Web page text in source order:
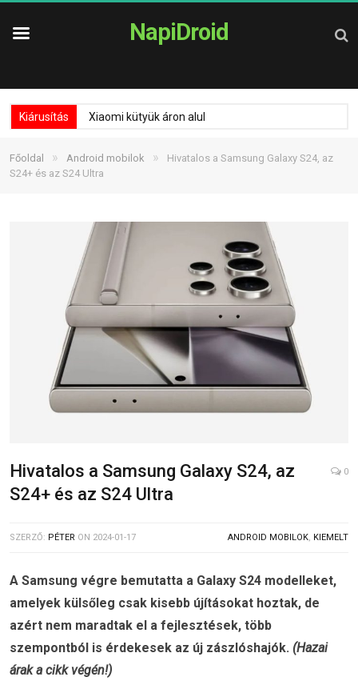
NapiDroid
Kiárusítás Xiaomi kütyük áron alul
Főoldal » Android mobilok »
Hivatalos a Samsung Galaxy S24, az
S24+ és az S24 Ultra
Hivatalos a Samsung Galaxy S24, az
S24+ és az S24 Ultra
0
SZERZŐ: PÉTER ON 2024-01-17 ANDROID MOBILOK, KIEMELT
A Samsung végre bemutatta a Galaxy S24 modelleket,
amelyek külsőleg csak kisebb újításokat hoztak, de
azért nem maradtak el a fejlesztések, több
szempontból is érdekesek az új zászlóshajók. (Hazai
árak a cikk végén!)